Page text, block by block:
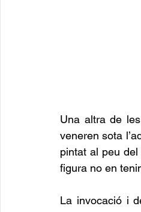
Una altra de
veneren sota
pintat al peu
figura no en
La invocació i